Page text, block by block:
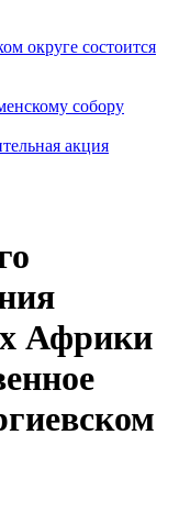
округе состоится
собору
акция
Африки